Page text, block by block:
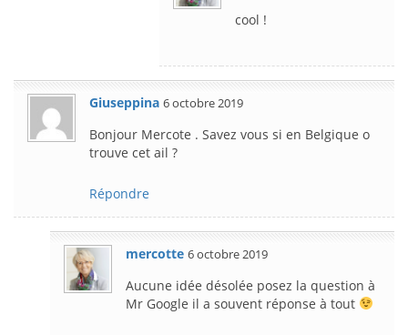
cool !
Giuseppina 6 octobre 2019
Bonjour Mercote . Savez vous si en Belgique o
trouve cet ail ?
Répondre
mercotte 6 octobre 2019
Aucune idée désolée posez la question à
Mr Google il a souvent réponse à tout